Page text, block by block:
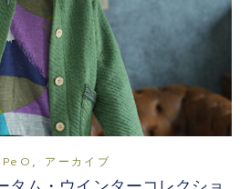
, アーカイブ